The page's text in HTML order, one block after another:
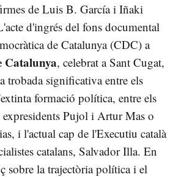
de Luis B. García i Iñaki
d'ingrés del fons documental
de Catalunya (CDC) a
Catalunya, celebrat a Sant Cugat,
trobada significativa entre els
formació política, entre els
expresidents Pujol i Artur Mas o
i l'actual cap de l'Executiu català
catalans, Salvador Illa. En
sobre la trajectòria política i el